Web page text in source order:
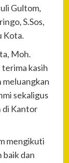
Gultom,
S.Sos,
Kota.
Moh.
kasih
meluangkan
sekaligus
di Kantor
mengikuti
baik dan